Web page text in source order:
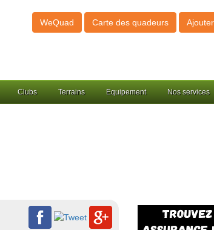
WeQuad Carte des quadeurs
Clubs Terrains Equipement Nos services